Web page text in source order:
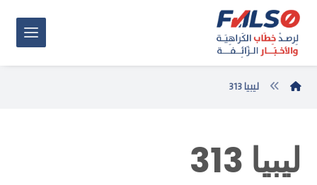
ليبيا 313
ليبيا 313